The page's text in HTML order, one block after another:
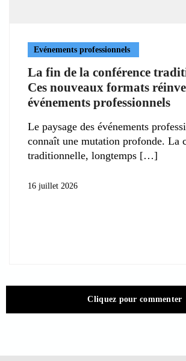
Evénements professionnels
La fin de la conférence
Ces nouveaux formats
événements professionnels
Le paysage des événements
connaît une mutation profonde. La
traditionnelle, longtemps
16 juillet 2026
Cliquez pour commenter